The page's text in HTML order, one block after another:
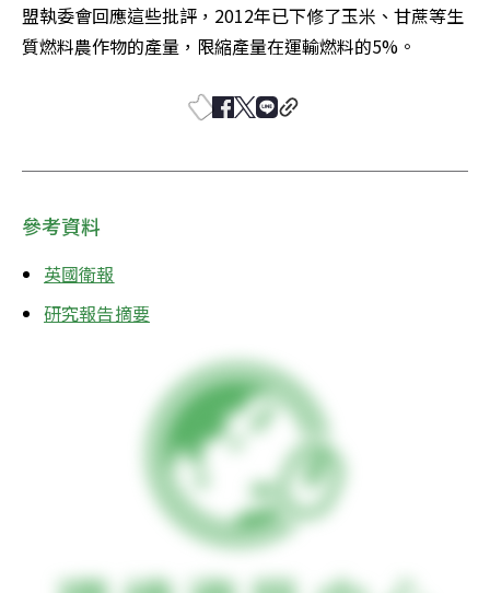
盟執委會回應這些批評，2012年已下修了玉米、甘蔗等生
質燃料農作物的產量，限縮產量在運輸燃料的5%。
參考資料
英國衛報
研究報告摘要